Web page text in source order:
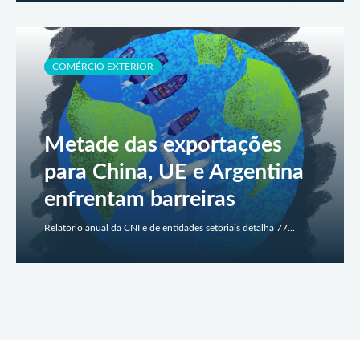
COMÉRCIO EXTERIOR
Metade das exportações
para China, UE e Argentina
enfrentam barreiras
Relatório anual da CNI e de entidades setoriais detalha 77...